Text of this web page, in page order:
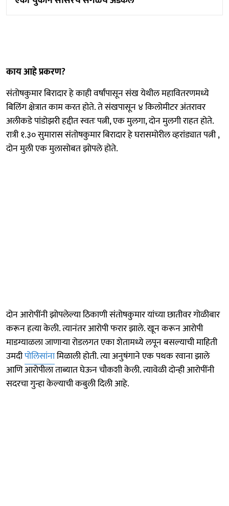
काय आहे प्रकरण?
संतोषकुमार बिरादार हे काही वर्षांपासून संख येथील महावितरणमध्ये
बिलिंग क्षेत्रात काम करत होते. ते संखपासून ४ किलोमीटर अंतरावर
अलीकडे पांडोझरी हद्दीत स्वतः पत्नी, एक मुलगा, दोन मुलगी राहत होते.
रात्री १.३० सुमारास संतोषकुमार बिरादार हे घरासमोरील व्हरांड्यात पत्नी ,
दोन मुली एक मुलासोबत झोपले होते.
दोन आरोपींनी झोपलेल्या ठिकाणी संतोषकुमार यांच्या छातीवर गोळीबार
करून हत्या केली. त्यानंतर आरोपी फरार झाले. खून करून आरोपी
माडग्याळला जाणाऱ्या रोडलगत एका शेतामध्ये लपून बसल्याची माहिती
उमदीपोलिसांनामिळाली होती. त्या अनुषंगाने एक पथक रवाना झाले
आणि आरोपीला ताब्यात घेऊन चौकशी केली. त्यावेळी दोन्ही आरोपींनी
सदरचा गुन्हा केल्याची कबुली दिली आहे.